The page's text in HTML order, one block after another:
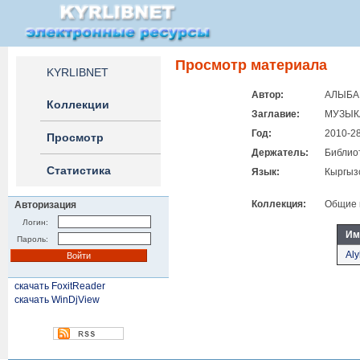
KYRLIBNET
Коллекции
Просмотр
Статистика
Авторизация
Логин:
Пароль:
скачать FoxitReader
скачать WinDjView
Просмотр материала
Автор:
Заглавие:
Год:
2010-
Держатель:
Язык:
Коллекция: Общие